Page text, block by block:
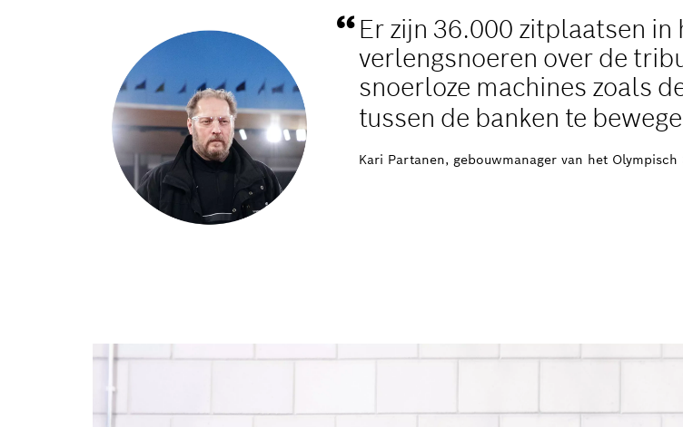
Er zijn 36.000 zitplaatsen
verlengsnoeren over de
snoerloze machines zoals
tussen de banken te
Kari Partanen, gebouwmanager van het